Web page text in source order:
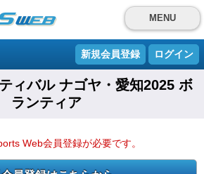
MENU
新規会員登録 ログイン
ィバル ナゴヤ・愛知2025 ボ
ランティア
Web会員登録が必要です。